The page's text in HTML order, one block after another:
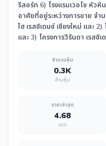
รีสอร์ท 6) โรงแรมเวอโซ หัวหิ
อาศัยที่อยู่ระหว่างการขาย จำ
ไฮ เรสซิเดนซ์ เชียงใหม่ และ
และ 3) โครงการวีรันดา เรสซิ
จำนวนหุ้น
0.3K
ล้านหุ้น
ราคาล่าสุด
4.68
บาท